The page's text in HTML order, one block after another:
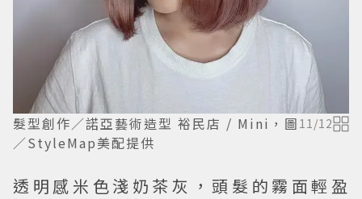
髮型創作／諾亞藝術造型 裕民店 / Mini，圖
／StyleMap美配提供
11/12
透明感米色淺奶茶灰，頭髮的霧面輕盈